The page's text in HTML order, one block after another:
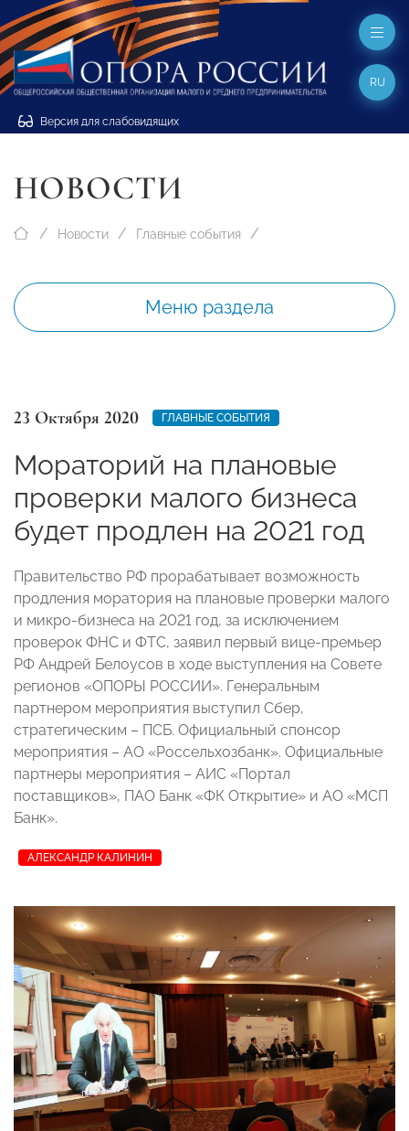
Версия для слабовидящих
RU
НОВОСТИ
Новости Главные события
Меню раздела
23 Октября 2020 ГЛАВНЫЕ СОБЫТИЯ
Мораторий на плановые
проверки малого бизнеса
будет продлен на 2021 год
Правительство РФ прорабатывает возможность
продления моратория на плановые проверки малого
и микро-бизнеса на 2021 год, за исключением
проверок ФНС и ФТС, заявил первый вице-премьер
РФ Андрей Белоусов в ходе выступления на Совете
регионов «ОПОРЫ РОССИИ». Генеральным
партнером мероприятия выступил Сбер,
стратегическим – ПСБ. Официальный спонсор
мероприятия – АО «Россельхозбанк». Официальные
партнеры мероприятия – АИС «Портал
поставщиков», ПАО Банк «ФК Открытие» и АО «МСП
Банк».
АЛЕКСАНДР КАЛИНИН